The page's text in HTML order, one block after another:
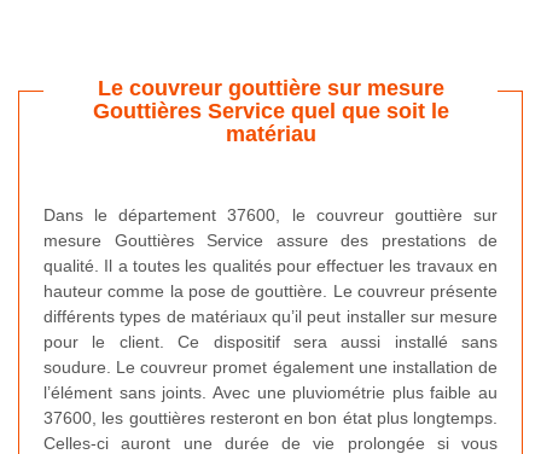
Le couvreur gouttière sur mesure
Gouttières Service quel que soit le
matériau
Dans le département 37600, le couvreur gouttière sur
mesure Gouttières Service assure des prestations de
qualité. Il a toutes les qualités pour effectuer les travaux en
hauteur comme la pose de gouttière. Le couvreur présente
différents types de matériaux qu’il peut installer sur mesure
pour le client. Ce dispositif sera aussi installé sans
soudure. Le couvreur promet également une installation de
l’élément sans joints. Avec une pluviométrie plus faible au
37600, les gouttières resteront en bon état plus longtemps.
Celles-ci auront une durée de vie prolongée si vous